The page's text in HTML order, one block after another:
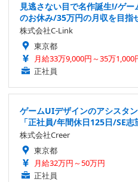
見逃さない目で名作誕生!/ゲ
のお休み/35万円の月収を目指
株式会社C-Link
東京都
月給33万9,000円～35万1,000
正社員
ゲームUIデザインのアシスタ
「正社員/年間休日125日/SE
株式会社Creer
東京都
月給32万円～50万円
正社員